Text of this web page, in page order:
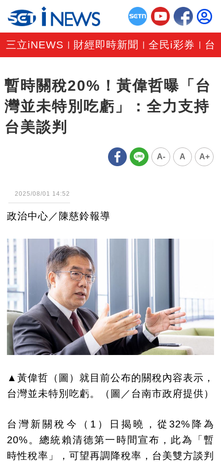
三立iNEWS 財經即時新聞 |全民i彩券 台
暫時關稅20%！黃偉哲曝「台
灣並未特別吃虧」：全力支持
台美談判
A- A A+
2025/08/01 14:52
政治中心／陳慈鈴報導
▲黃偉哲（圖）就目前公布的關稅內容表示，
台灣並未特別吃虧。（圖／台南市政府提供）
台灣新關稅今（1）日揭曉，從32%降為
20%。總統賴清德第一時間宣布，此為「暫
時性稅率」，可望再調降稅率，台美雙方談判